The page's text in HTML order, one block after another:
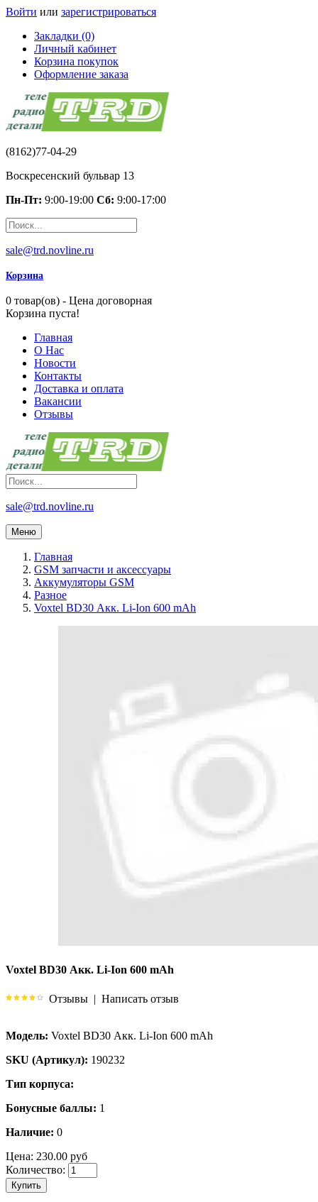
Войти или зарегистрироваться
Закладки (0)
Личный кабинет
Корзина покупок
Оформление заказа
(8162)77-04-29
Воскресенский бульвар 13
Пн-Пт: 9:00-19:00 Сб: 9:00-17:00
sale@trd.novline.ru
Корзина
0 товар(ов) - Цена договорная
Корзина пуста!
Главная
О Нас
Новости
Контакты
Доставка и оплата
Вакансии
Отзывы
sale@trd.novline.ru
Меню
Главная
GSM запчасти и аксессуары
Аккумуляторы GSM
Разное
Voxtel BD30 Акк. Li-Ion 600 mAh
Voxtel BD30 Акк. Li-Ion 600 mAh
Отзывы | Написать отзыв
Модель: Voxtel BD30 Акк. Li-Ion 600 mAh
SKU (Артикул): 190232
Тип корпуса:
Бонусные баллы: 1
Наличие: 0
Цена: 230.00 руб
Количество:
Купить